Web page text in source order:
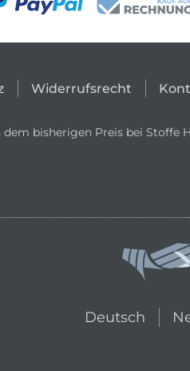
Widerrufsrecht
bisherigen Preis bei Stoffe
Deutsch In